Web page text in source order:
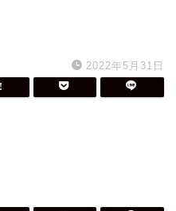
2022年5月31日